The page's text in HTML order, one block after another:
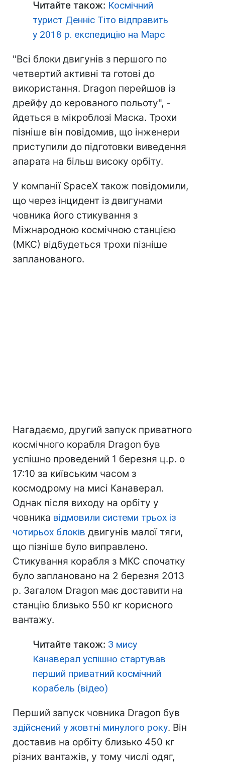
Читайте також: Космічний
турист Денніс Тіто відправить
у 2018 р. експедицію на Марс
"Всі блоки двигунів з першого по
четвертий активні та готові до
використання. Dragon перейшов із
дрейфу до керованого польоту", -
йдеться в мікроблозі Маска. Трохи
пізніше він повідомив, що інженери
приступили до підготовки виведення
апарата на більш високу орбіту.
У компанії SpaceX також повідомили,
що через інцидент із двигунами
човника його стикування з
Міжнародною космічною станцією
(МКС) відбудеться трохи пізніше
запланованого.
Нагадаємо, другий запуск приватного
космічного корабля Dragon був
успішно проведений 1 березня ц.р. о
17:10 за київським часом з
космодрому на мисі Канаверал.
Однак після виходу на орбіту у
човника відмовили системи трьох із
чотирьох блоків двигунів малої тяги,
що пізніше було виправлено.
Стикування корабля з МКС спочатку
було заплановано на 2 березня 2013
р. Загалом Dragon має доставити на
станцію близько 550 кг корисного
вантажу.
Читайте також: З мису
Канаверал успішно стартував
перший приватний космічний
корабель (відео)
Перший запуск човника Dragon був
здійснений у жовтні минулого року. Він
доставив на орбіту близько 450 кг
різних вантажів, у тому числі одяг,